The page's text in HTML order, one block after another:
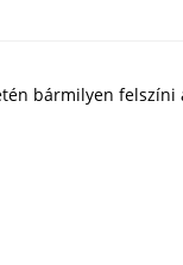
bármilyen